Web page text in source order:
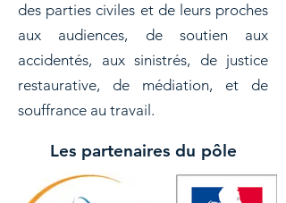
des parties civiles et de leurs proches
aux audiences, de soutien aux
accidentés, aux sinistrés, de justice
restaurative, de médiation, et de
souffrance au travail.​
Les partenaires du pôle